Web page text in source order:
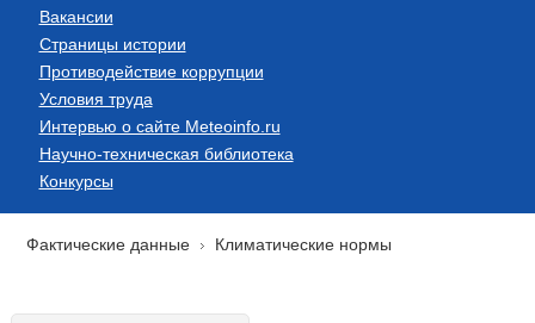
Вакансии
Страницы истории
Противодействие коррупции
Условия труда
Интервью о сайте Meteoinfo.ru
Научно-техническая библиотека
Конкурсы
Фактические данные Климатические нормы